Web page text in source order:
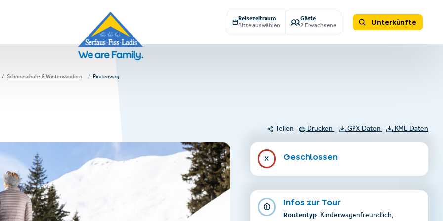
Reisezeitraum
Bitte auswählen
Gäste
2 Erwachsene
Unterkünfte
Schneeschuh- & Winterwandern Piratenweg
Teilen Drucken GPX Daten KML Daten
Geschlossen
Infos zur Tour
Routentyp: Kinderwagenfreundlich,